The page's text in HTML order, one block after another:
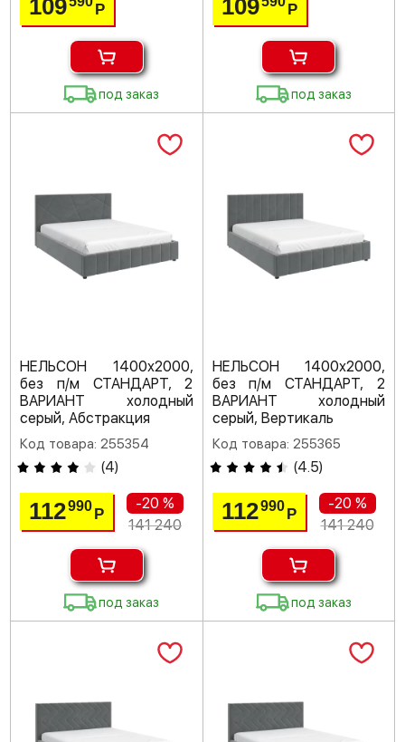
109 Р
под заказ
109 Р
под заказ
НЕЛЬСОН 1400х2000,
без п/м СТАНДАРТ, 2
ВАРИАНТ холодный
серый, Абстракция
Код товара: 255354
(4)
112990Р
-20 %
141 240
под заказ
НЕЛЬСОН 1400х2000,
без п/м СТАНДАРТ, 2
ВАРИАНТ холодный
серый, Вертикаль
Код товара: 255365
(4.5)
112990 Р
-20 %
141 240
под заказ